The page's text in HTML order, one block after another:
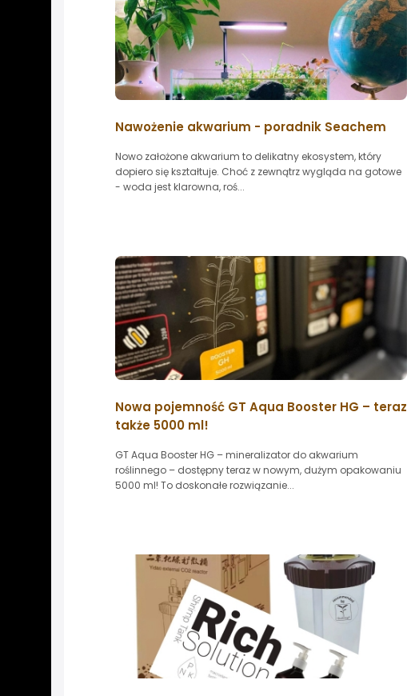
Nawożenie akwarium - poradnik Seachem
Nowo założone akwarium to delikatny ekosystem, który
dopiero się kształtuje. Choć z zewnątrz wygląda na gotowe
- woda jest klarowna, roś...
Nowa pojemność GT Aqua Booster HG – teraz
także 5000 ml!
GT Aqua Booster HG – mineralizator do akwarium
roślinnego – dostępny teraz w nowym, dużym opakowaniu
5000 ml! To doskonałe rozwiązanie...